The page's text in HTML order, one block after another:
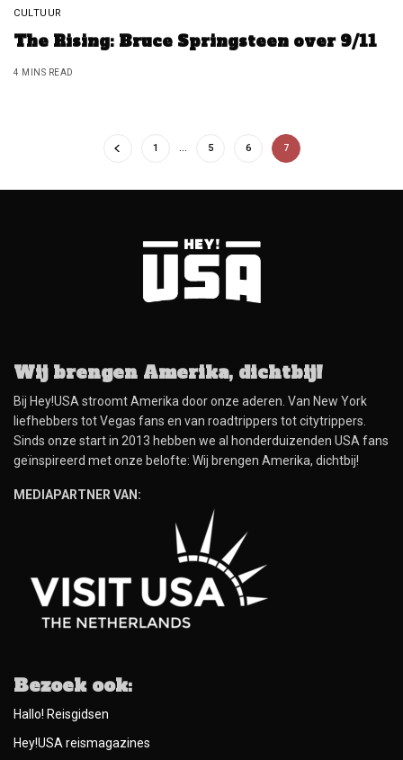
CULTUUR
The Rising: Bruce Springsteen over 9/11
4 MINS READ
1 5 6 7
Wij brengen Amerika, dichtbij!
Bij Hey!USA stroomt Amerika door onze aderen. Van New York
liefhebbers tot Vegas fans en van roadtrippers tot citytrippers.
Sinds onze start in 2013 hebben we al honderduizenden USA fans
geïnspireerd met onze belofte: Wij brengen Amerika, dichtbij!
MEDIAPARTNER VAN:
Bezoek ook:
Hallo! Reisgidsen
Hey!USA reismagazines